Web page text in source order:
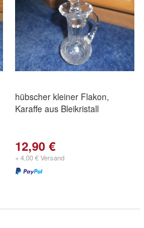
hübscher kleiner Flakon,
Karaffe aus Bleikristall
12,90 €
+ 4,00 € Versand